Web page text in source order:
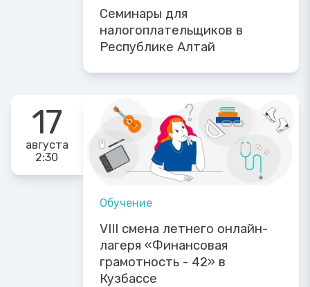
Семинары для
налогоплательщиков в
Республике Алтай
17
августа
2:30
Обучение
VIII смена летнего онлайн-
лагеря «Финансовая
грамотность - 42» в
Кузбассе